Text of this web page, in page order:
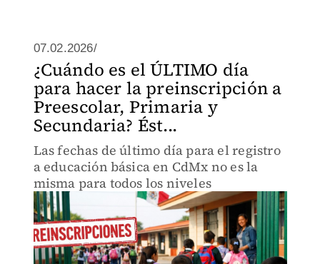
07.02.2026/
¿Cuándo es el ÚLTIMO día
para hacer la preinscripción a
Preescolar, Primaria y
Secundaria? Ést...
Las fechas de último día para el registro
a educación básica en CdMx no es la
misma para todos los niveles